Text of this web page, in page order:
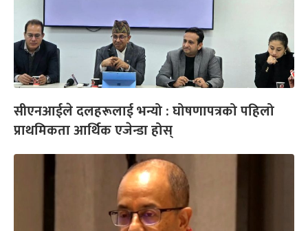
सीएनआईले दलहरूलाई भन्यो : घोषणापत्रको पहिलो
प्राथमिकता आर्थिक एजेन्डा होस्